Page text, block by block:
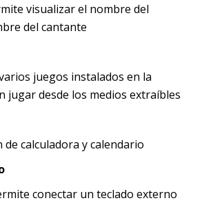
visualizar el nombre del
del cantante
juegos instalados en la
jugar desde los medios extraíbles
calculadora y calendario
conectar un teclado externo